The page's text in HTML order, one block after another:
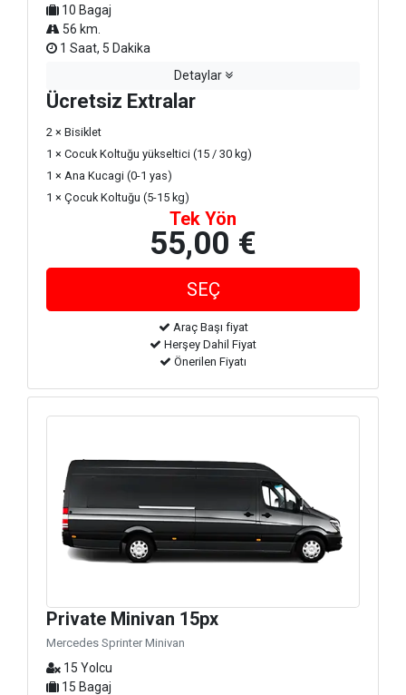
10 Bagaj
56 km.
1 Saat, 5 Dakika
Detaylar
Ücretsiz Extralar
2 × Bisiklet
1 × Cocuk Koltuğu yükseltici (15 / 30 kg)
1 × Ana Kucagi (0-1 yas)
1 × Çocuk Koltuğu (5-15 kg)
Tek Yön
55,00 €
Araç Başı fiyat
Herşey Dahil Fiyat
Önerilen Fiyatı
Private Minivan 15px
Mercedes Sprinter Minivan
15 Yolcu
15 Bagaj